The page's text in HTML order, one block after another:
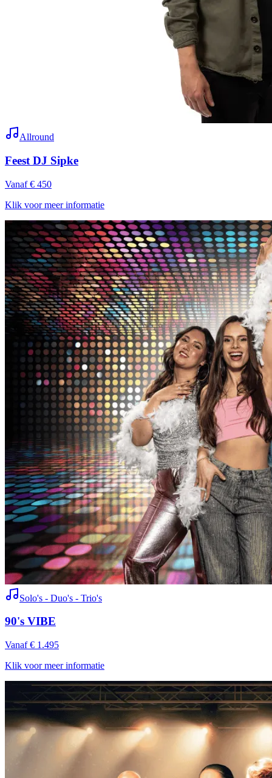
Allround
Feest DJ Sipke
Vanaf € 450
Klik voor meer informatie
Solo's - Duo's - Trio's
90's VIBE
Vanaf € 1.495
Klik voor meer informatie